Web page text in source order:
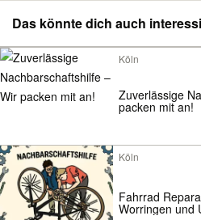
Das könnte dich auch
Köln
Zuverlässige
packen mit an!
Köln
Fahrrad
Worringen und